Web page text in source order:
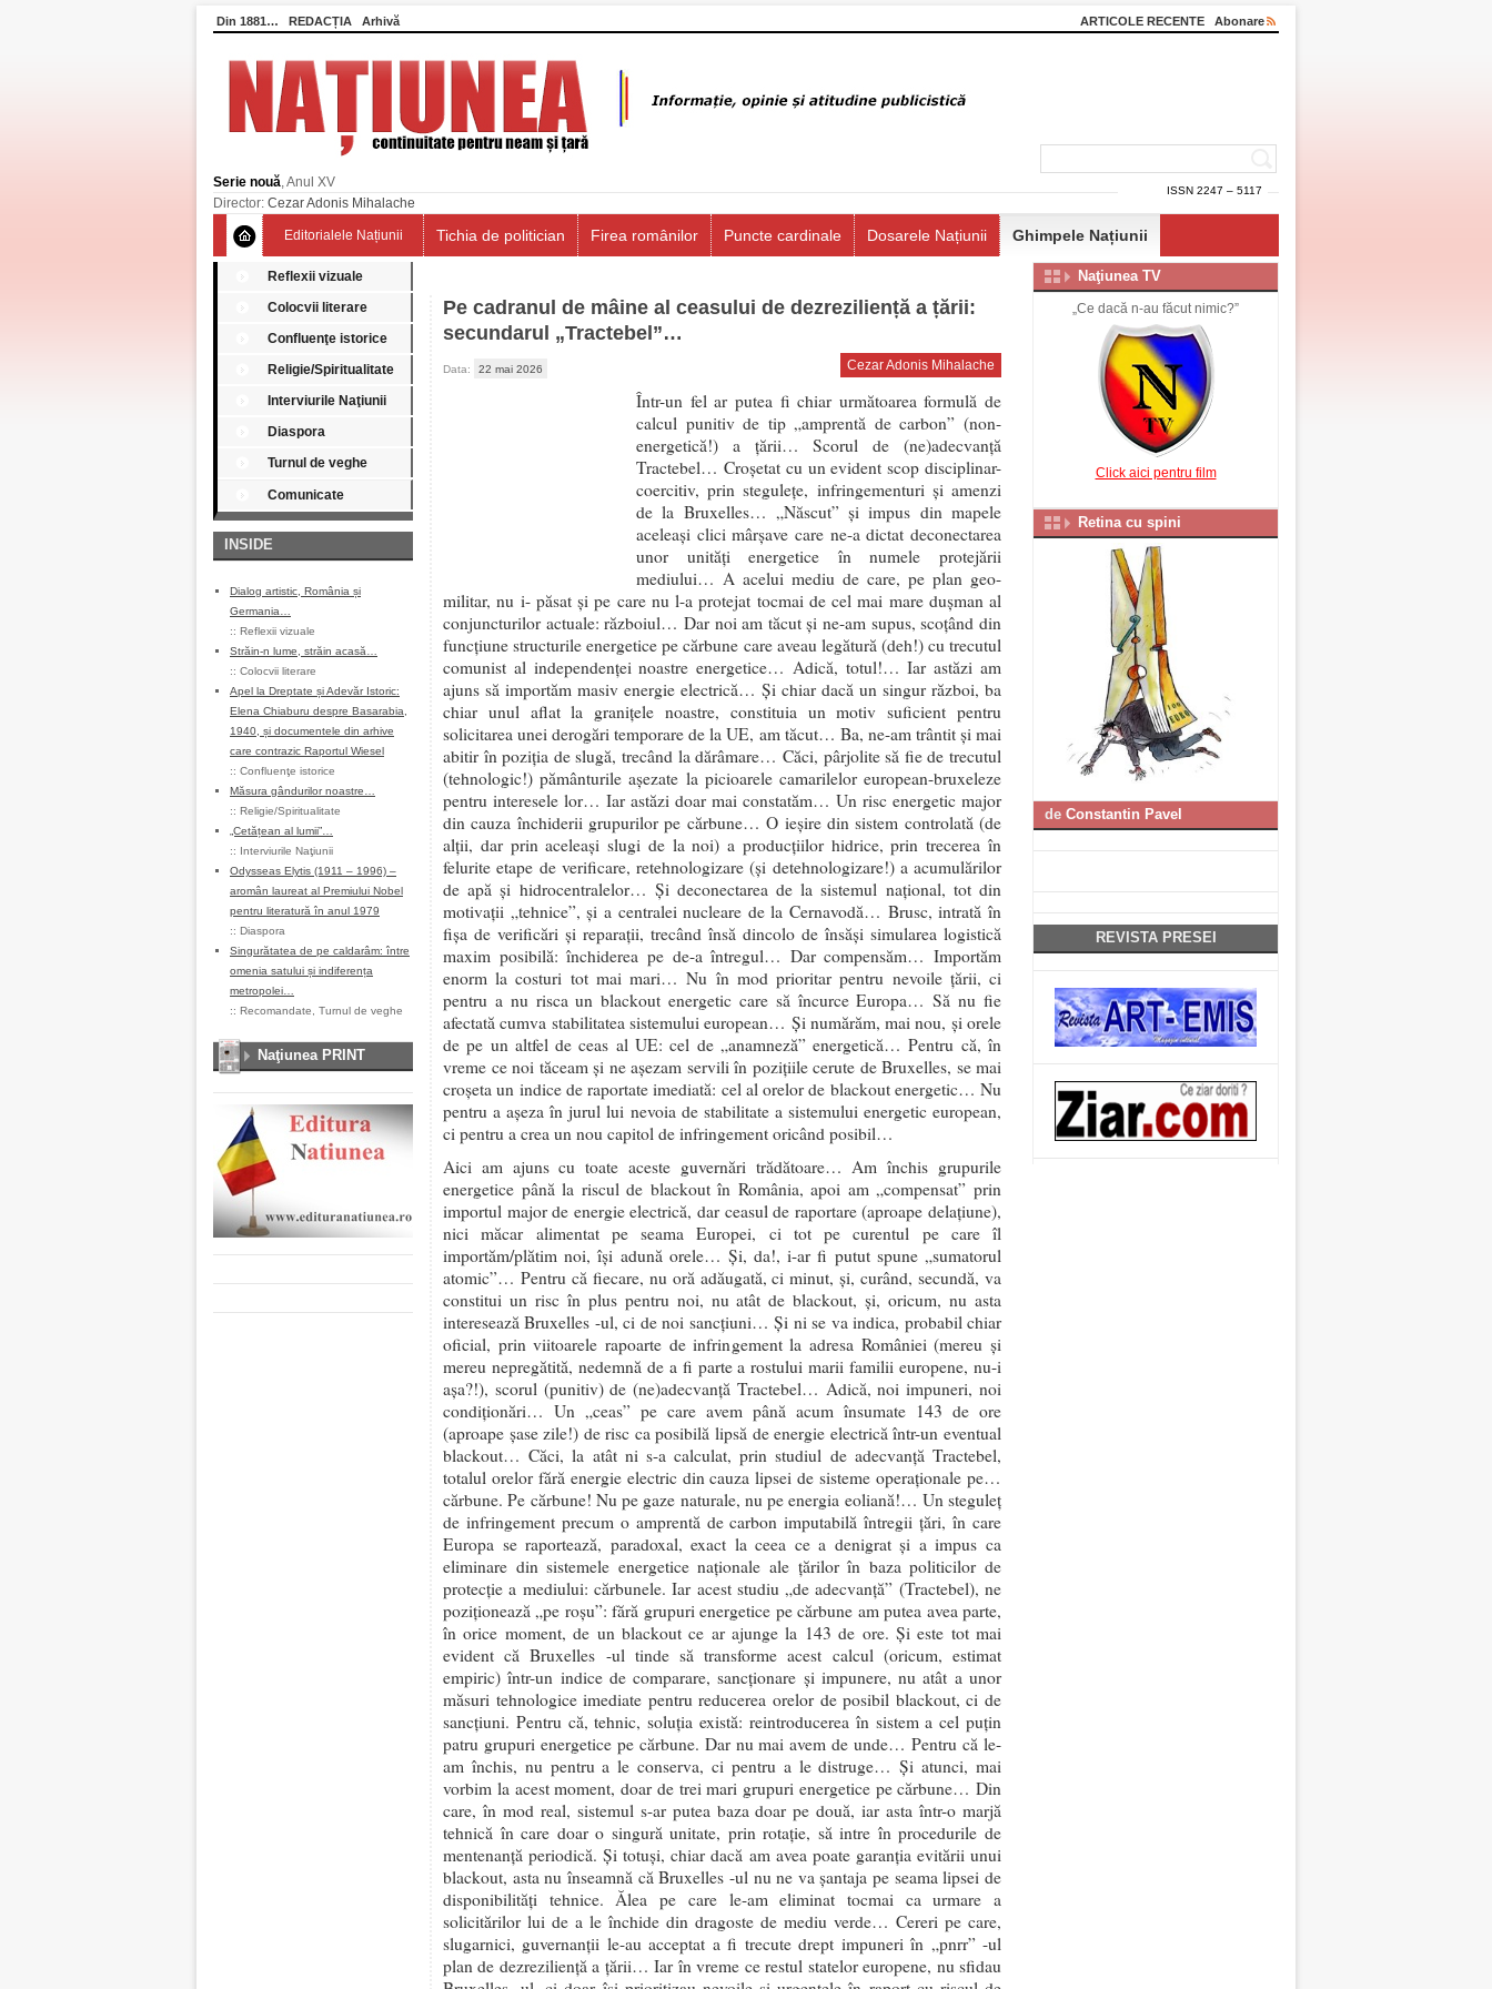
Din 1881… REDACȚIA Arhivă ARTICOLE RECENTE Abonare
ISSN 2247 – 5117
Serie nouă, Anul XV
Director: Cezar Adonis Mihalache
Editorialele Națiunii Tichia de politician Firea românilor Puncte cardinale Dosarele Națiunii Ghimpele Națiunii
Reflexii vizuale
Colocvii literare
Confluenţe istorice
Religie/Spiritualitate
Interviurile Naţiunii
Diaspora
Turnul de veghe
Comunicate
INSIDE
Dialog artistic, România și
Germania…
:: Reflexii vizuale
Străin-n lume, străin acasă…
:: Colocvii literare
Apel la Dreptate și Adevăr Istoric:
Elena Chiaburu despre Basarabia,
1940, și documentele din arhive
care contrazic Raportul Wiesel
:: Confluenţe istorice
Măsura gândurilor noastre…
:: Religie/Spiritualitate
„Cetățean al lumii”…
:: Interviurile Naţiunii
Odysseas Elytis (1911 – 1996) –
aromân laureat al Premiului Nobel
pentru literatură în anul 1979
:: Diaspora
Singurătatea de pe caldarâm: între
omenia satului și indiferența
metropolei…
:: Recomandate Turnul de veghe
Naţiunea PRINT
Pe cadranul de mâine al ceasului de dezreziliență a țării:
secundarul „Tractebel”…
Data: 22 mai 2026 Cezar Adonis Mihalache
Într-un fel ar putea fi chiar următoarea formulă de
calcul punitiv de tip „amprentă de carbon” (non-
energetică!) a țării… Scorul de (ne)adecvanță
Tractebel… Croșetat cu un evident scop disciplinar-
coercitiv, prin stegulețe, infringementuri și amenzi
de la Bruxelles… „Născut” și impus din mapele
aceleași clici mârșave care ne-a dictat deconectarea
unor unități energetice în numele protejării
mediului… A acelui mediu de care, pe plan geo-
militar, nu i- păsat și pe care nu l-a protejat tocmai de cel mai mare dușman al
conjuncturilor actuale: războiul… Dar noi am tăcut și ne-am supus, scoțând din
funcțiune structurile energetice pe cărbune care aveau legătură (deh!) cu trecutul
comunist al independenței noastre energetice… Adică, totul!… Iar astăzi am
ajuns să importăm masiv energie electrică… Și chiar dacă un singur război, ba
chiar unul aflat la granițele noastre, constituia un motiv suficient pentru
solicitarea unei derogări temporare de la UE, am tăcut… Ba, ne-am trântit și mai
abitir în poziția de slugă, trecând la dărâmare… Căci, pârjolite să fie de trecutul
(tehnologic!) pământurile așezate la picioarele camarilelor european-bruxeleze
pentru interesele lor… Iar astăzi doar mai constatăm… Un risc energetic major
din cauza închiderii grupurilor pe cărbune… O ieșire din sistem controlată (de
alții, dar prin aceleași slugi de la noi) a producțiilor hidrice, prin trecerea în
felurite etape de verificare, retehnologizare (și detehnologizare!) a acumulărilor
de apă și hidrocentralelor… Și deconectarea de la sistemul național, tot din
motivații „tehnice”, și a centralei nucleare de la Cernavodă… Brusc, intrată în
fișa de verificări și reparații, trecând însă dincolo de însăși simularea logistică
maxim posibilă: închiderea pe de-a întregul… Dar compensăm… Importăm
enorm la costuri tot mai mari… Nu în mod prioritar pentru nevoile țării, ci
pentru a nu risca un blackout energetic care să încurce Europa… Să nu fie
afectată cumva stabilitatea sistemului european… Și numărăm, mai nou, și orele
de pe un altfel de ceas al UE: cel de „anamneză” energetică… Pentru că, în
vreme ce noi tăceam și ne așezam servili în pozițiile cerute de Bruxelles, se mai
croșeta un indice de raportate imediată: cel al orelor de blackout energetic… Nu
pentru a așeza în jurul lui nevoia de stabilitate a sistemului energetic european,
ci pentru a crea un nou capitol de infringement oricând posibil…
Aici am ajuns cu toate aceste guvernări trădătoare… Am închis grupurile
energetice până la riscul de blackout în România, apoi am „compensat” prin
importul major de energie electrică, dar ceasul de raportare (aproape delațiune),
nici măcar alimentat pe seama Europei, ci tot pe curentul pe care îl
importăm/plătim noi, își adună orele… Și, da!, i-ar fi putut spune „sumatorul
atomic”… Pentru că fiecare, nu oră adăugată, ci minut, și, curând, secundă, va
constitui un risc în plus pentru noi, nu atât de blackout, și, oricum, nu asta
interesează Bruxelles -ul, ci de noi sancțiuni… Și ni se va indica, probabil chiar
oficial, prin viitoarele rapoarte de infringement la adresa României (mereu și
mereu nepregătită, nedemnă de a fi parte a rostului marii familii europene, nu-i
așa?!), scorul (punitiv) de (ne)adecvanță Tractebel… Adică, noi impuneri, noi
condiționări… Un „ceas” pe care avem până acum însumate 143 de ore
(aproape șase zile!) de risc ca posibilă lipsă de energie electrică într-un eventual
blackout… Căci, la atât ni s-a calculat, prin studiul de adecvanță Tractebel,
totalul orelor fără energie electric din cauza lipsei de sisteme operaționale pe…
cărbune. Pe cărbune! Nu pe gaze naturale, nu pe energia eoliană!… Un steguleț
de infringement precum o amprentă de carbon imputabilă întregii țări, în care
Europa se raportează, paradoxal, exact la ceea ce a denigrat și a impus ca
eliminare din sistemele energetice naționale ale țărilor în baza politicilor de
protecție a mediului: cărbunele. Iar acest studiu „de adecvanță” (Tractebel), ne
poziționează „pe roșu”: fără grupuri energetice pe cărbune am putea avea parte,
în orice moment, de un blackout ce ar ajunge la 143 de ore. Și este tot mai
evident că Bruxelles -ul tinde să transforme acest calcul (oricum, estimat
empiric) într-un indice de comparare, sancționare și impunere, nu atât a unor
măsuri tehnologice imediate pentru reducerea orelor de posibil blackout, ci de
sancțiuni. Pentru că, tehnic, soluția există: reintroducerea în sistem a cel puțin
patru grupuri energetice pe cărbune. Dar nu mai avem de unde… Pentru că le-
am închis, nu pentru a le conserva, ci pentru a le distruge… Și atunci, mai
vorbim la acest moment, doar de trei mari grupuri energetice pe cărbune… Din
care, în mod real, sistemul s-ar putea baza doar pe două, iar asta într-o marjă
tehnică în care doar o singură unitate, prin rotație, să intre în procedurile de
mentenanță periodică. Și totuși, chiar dacă am avea poate garanția evitării unui
blackout, asta nu înseamnă că Bruxelles -ul nu ne va șantaja pe seama lipsei de
disponibilități tehnice. Ălea pe care le-am eliminat tocmai ca urmare a
solicitărilor lui de a le închide din dragoste de mediu verde… Cereri pe care,
slugarnici, guvernanții le-au acceptat a fi trecute drept impuneri în „pnrr” -ul
plan de dezreziliență a țării… Iar în vreme ce restul statelor europene, nu sfidau
Naţiunea TV
„Ce dacă n-au făcut nimic?”
Click aici pentru film
Retina cu spini
de Constantin Pavel
REVISTA PRESEI